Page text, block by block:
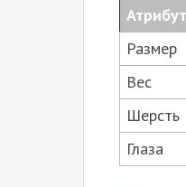
Атрибут
Размер
Вес
Шерсть
Глаза